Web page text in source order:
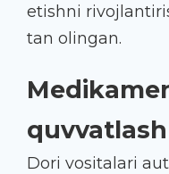
etishni
tan olingan.
quvvatlash
Dori vositalari